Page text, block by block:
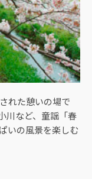
れた憩いの場で
川など、童謡「春
いの風景を楽しむ